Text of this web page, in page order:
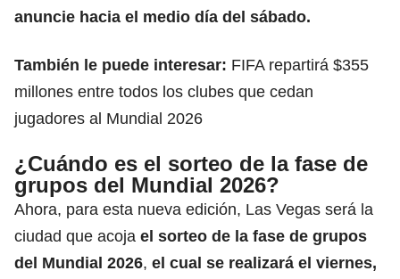
anuncie hacia el medio día del sábado.
También le puede interesar: FIFA repartirá $355
millones entre todos los clubes que cedan
jugadores al Mundial 2026
¿Cuándo es el sorteo de la fase de
grupos del Mundial 2026?
Ahora, para esta nueva edición, Las Vegas será la
ciudad que acoja el sorteo de la fase de grupos
del Mundial 2026, el cual se realizará el viernes,